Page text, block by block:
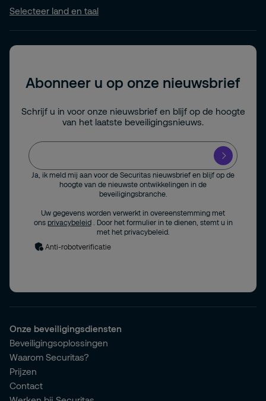
Selecteer land en taal
Abonneer u op onze nieuwsbrief
Schrijf u in voor onze nieuwsbrief en blijf op de hoogte
van het laatste beveiligingsnieuws.
Ja, ik meld mij aan voor de Securitas nieuwsbrief en blijf op de
hoogte van de nieuwste ontwikkelingen in de
beveiligingsbranche.
Uw gegevens worden verwerkt in overeenstemming met
ons privacybeleid
. Door het formulier in te dienen, stemt u in
met het privacybeleid.
Anti-robotverificatie
Onze beveiligingsdiensten
Beveiligingsoplossingen
Waarom Securitas?
Prijzen
Contact